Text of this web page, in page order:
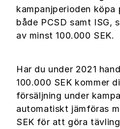
kampanjperioden köpa
både PCSD samt ISG,
av minst 100.000 SEK.
Har du under 2021
100.000 SEK kommer
försäljning under
automatiskt jämföras
SEK för att göra